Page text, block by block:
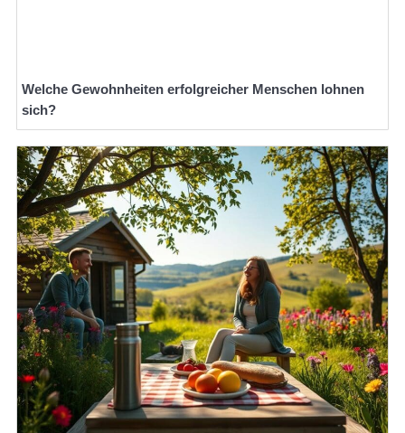
Welche Gewohnheiten erfolgreicher Menschen lohnen
sich?